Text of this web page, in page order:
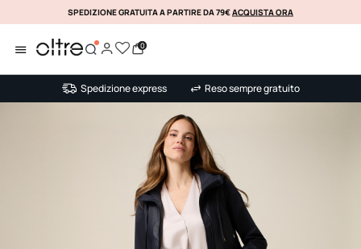
KLARNA
SPEDIZIONE GRATUITA A PARTIRE DA 79€ACQUISTA ORA
0
Spedizione express Reso sempre gratuito